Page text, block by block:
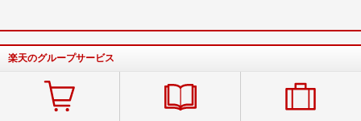
楽天のグループサービス